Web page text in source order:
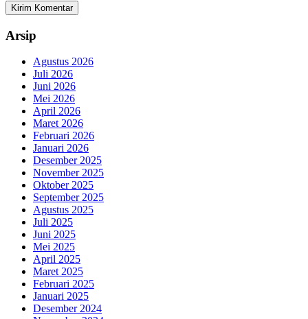
Arsip
Agustus 2026
Juli 2026
Juni 2026
Mei 2026
April 2026
Maret 2026
Februari 2026
Januari 2026
Desember 2025
November 2025
Oktober 2025
September 2025
Agustus 2025
Juli 2025
Juni 2025
Mei 2025
April 2025
Maret 2025
Februari 2025
Januari 2025
Desember 2024